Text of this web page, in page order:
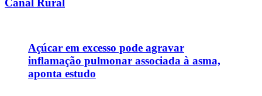
Canal Rural
Açúcar em excesso pode agravar
inflamação pulmonar associada à asma,
aponta estudo